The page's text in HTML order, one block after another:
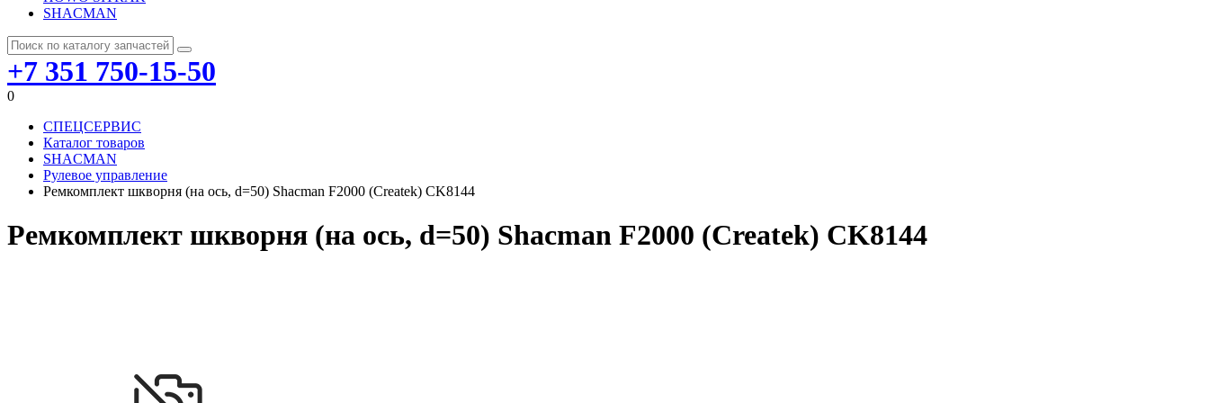
SHACMAN
+7 351 750-15-50
0
СПЕЦСЕРВИС
Каталог товаров
SHACMAN
Рулевое управление
Ремкомплект шкворня (на ось, d=50) Shacman F2000 (Createk) CK8144
Ремкомплект шкворня (на ось, d=50) Shacman F2000 (Createk) CK8144